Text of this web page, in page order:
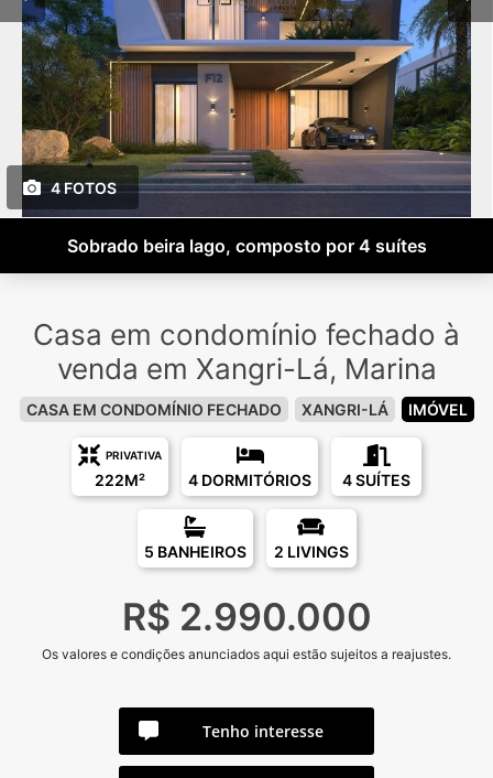
4 FOTOS
Sobrado beira lago, composto por 4 suítes
Casa em condomínio fechado à
venda em Xangri-Lá, Marina
CASA EM CONDOMÍNIO FECHADO XANGRI-LÁ IMÓVEL
PRIVATIVA
222M² 4 DORMITÓRIOS 4 SUÍTES
5 BANHEIROS 2 LIVINGS
R$ 2.990.000
Os valores e condições anunciados aqui estão sujeitos a reajustes.
Tenho interesse